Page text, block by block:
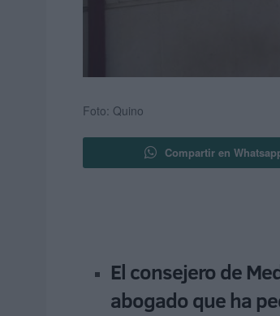
Foto: Quino
Compartir en
El consejero de
abogado que ha